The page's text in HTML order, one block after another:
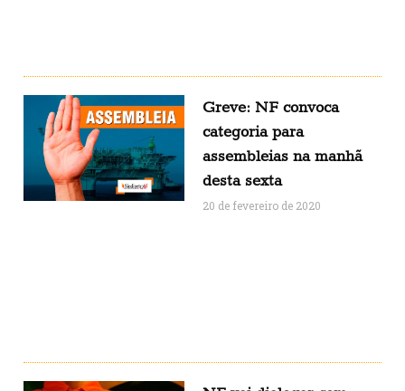
Greve: NF convoca
categoria para
assembleias na manhã
desta sexta
20 de fevereiro de 2020